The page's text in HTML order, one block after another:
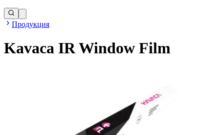
Продукция
Kavaca IR Window Film